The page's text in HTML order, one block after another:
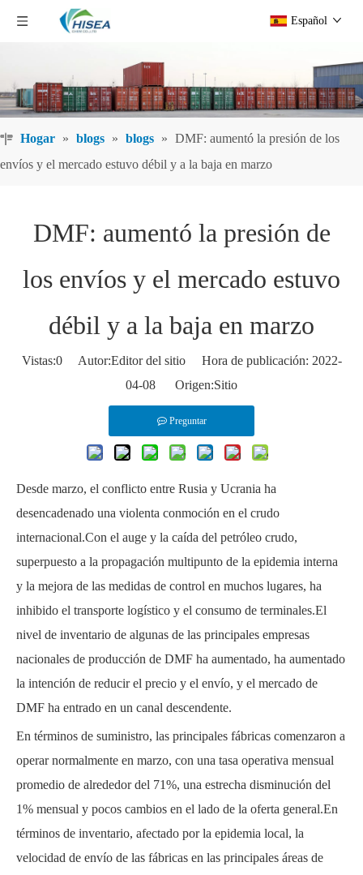
Español
Hogar » blogs » blogs » DMF: aumentó la presión de los
envíos y el mercado estuvo débil y a la baja en marzo
DMF: aumentó la presión de
los envíos y el mercado estuvo
débil y a la baja en marzo
Vistas:0Autor:Editor del sitio Hora de publicación: 2022-
04-08 Origen:Sitio
Preguntar
Desde marzo, el conflicto entre Rusia y Ucrania ha
desencadenado una violenta conmoción en el crudo
internacional.Con el auge y la caída del petróleo crudo,
superpuesto a la propagación multipunto de la epidemia interna
y la mejora de las medidas de control en muchos lugares, ha
inhibido el transporte logístico y el consumo de terminales.El
nivel de inventario de algunas de las principales empresas
nacionales de producción de DMF ha aumentado, ha aumentado
la intención de reducir el precio y el envío, y el mercado de
DMF ha entrado en un canal descendente.
En términos de suministro, las principales fábricas comenzaron a
operar normalmente en marzo, con una tasa operativa mensual
promedio de alrededor del 71%, una estrecha disminución del
1% mensual y pocos cambios en el lado de la oferta general.En
términos de inventario, afectado por la epidemia local, la
velocidad de envío de las fábricas en las principales áreas de